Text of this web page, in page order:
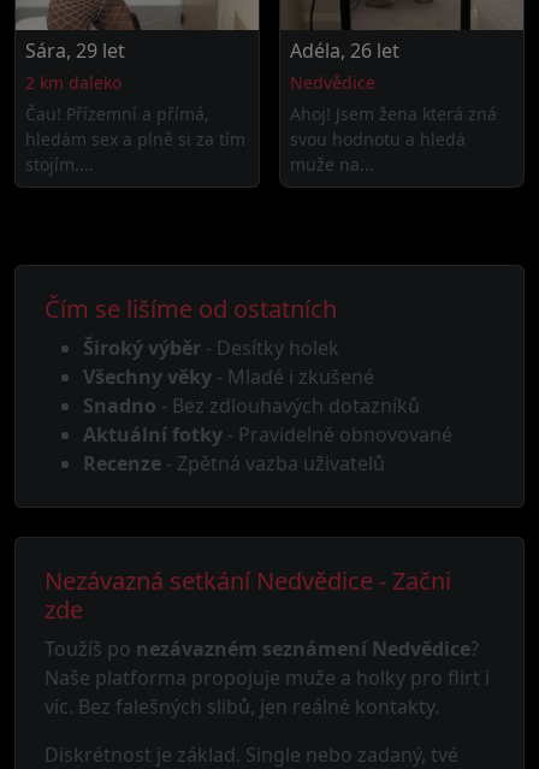
Sára, 29 let
2 km daleko
Čau! Přízemní a přímá,
hledám sex a plně si za tím
stojím....
Adéla, 26 let
Nedvědice
Ahoj! Jsem žena která zná
svou hodnotu a hledá
muže na...
Čím se lišíme od ostatních
Široký výběr - Desítky holek
Všechny věky - Mladé i zkušené
Snadno - Bez zdlouhavých dotazníků
Aktuální fotky - Pravidelně obnovované
Recenze - Zpětná vazba uživatelů
Nezávazná setkání Nedvědice - Začni
zde
Toužíš po nezávazném seznámení Nedvědice?
Naše platforma propojuje muže a holky pro flirt i
víc. Bez falešných slibů, jen reálné kontakty.
Diskrétnost je základ. Single nebo zadaný, tvé